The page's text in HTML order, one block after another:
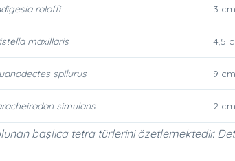
roloffi 3 cm
maxillaris 4,5
spilurus 9 cm
simulans 2 cm
başlıca tetra türlerini özetlemektedir.